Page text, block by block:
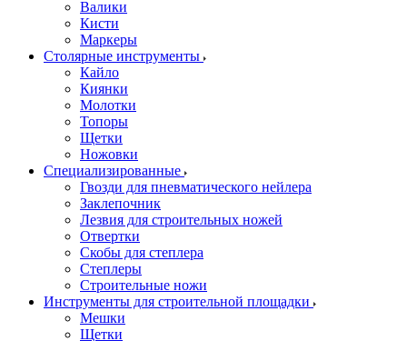
Валики
Кисти
Маркеры
Столярные инструменты
Кайло
Киянки
Молотки
Топоры
Щетки
Ножовки
Специализированные
Гвозди для пневматического нейлера
Заклепочник
Лезвия для строительных ножей
Отвертки
Скобы для степлера
Степлеры
Строительные ножи
Инструменты для строительной площадки
Мешки
Щетки